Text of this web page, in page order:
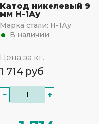
Катод никелевый 9
мм Н-1Ау
Марка стали: Н-1Ау
В наличии
Цена за кг.
1 714 руб
− +